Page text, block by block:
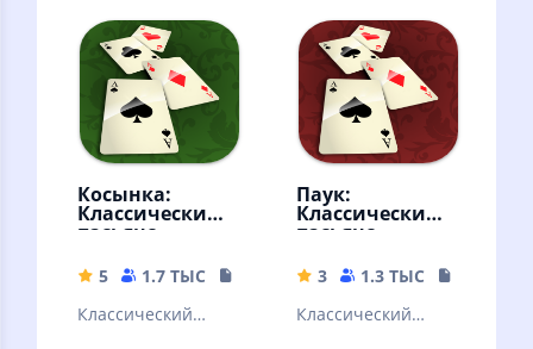
пасьянсы без
интернета
Косынка:
Классический
пасьянс
5 1.7 ТЫС
20.14 MB
Классический
Паук:
Классический
пасьянс
3 1.3 ТЫС
Классический